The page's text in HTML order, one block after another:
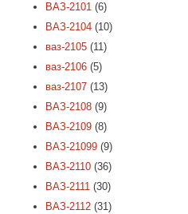
ВАЗ-2101 (6)
ВАЗ-2104 (10)
ваз-2105 (11)
ваз-2106 (5)
ваз-2107 (13)
ВАЗ-2108 (9)
ВАЗ-2109 (8)
ВАЗ-21099 (9)
ВАЗ-2110 (36)
ВАЗ-2111 (30)
ВАЗ-2112 (31)